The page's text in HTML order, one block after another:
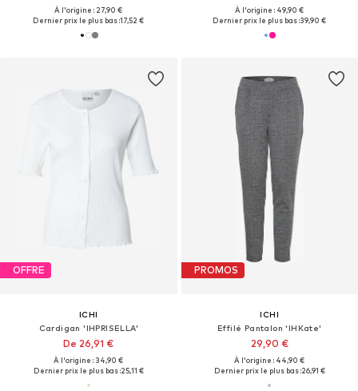
À l'origine : 27,90 €
Dernier prix le plus bas :17,52 €
À l'origine : 49,90 €
Dernier prix le plus bas :39,90 €
OFFRE
ICHI
Cardigan 'IHPRISELLA'
De 26,91 €
À l'origine : 34,90 €
Dernier prix le plus bas :25,11 €
PROMOS
ICHI
Effilé Pantalon 'IHKate'
29,90 €
À l'origine : 44,90 €
Dernier prix le plus bas :26,91 €